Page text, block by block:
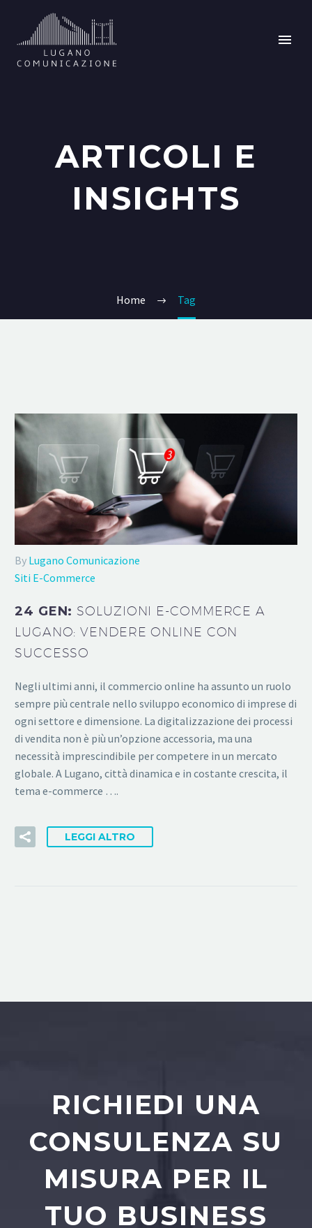
ARTICOLI E
INSIGHTS
Home Tag
By Lugano Comunicazione
Siti E-Commerce
24 GEN: SOLUZIONI E-COMMERCE A
LUGANO: VENDERE ONLINE CON
SUCCESSO
Negli ultimi anni, il commercio online ha assunto un ruolo
sempre più centrale nello sviluppo economico di imprese di
ogni settore e dimensione. La digitalizzazione dei processi
di vendita non è più un’opzione accessoria, ma una
necessità imprescindibile per competere in un mercato
globale. A Lugano, città dinamica e in costante crescita, il
tema e-commerce ….
LEGGI ALTRO
RICHIEDI UNA
CONSULENZA SU
MISURA PER IL
TUO BUSINESS